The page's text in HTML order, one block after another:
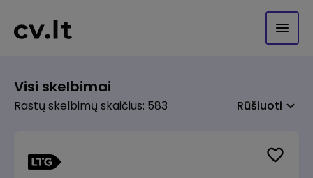
Visi skelbimai
Rastų skelbimų skaičius: 583 Rūšiuoti